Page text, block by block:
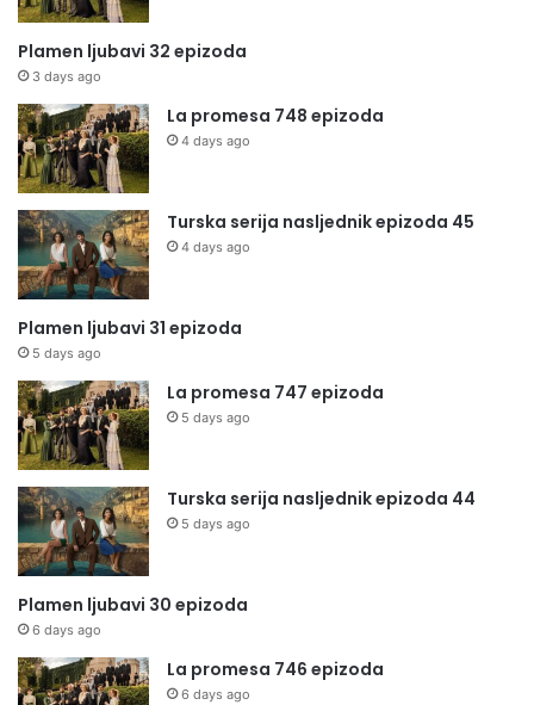
Plamen ljubavi 32 epizoda
3 days ago
La promesa 748 epizoda
4 days ago
Turska serija nasljednik epizoda 45
4 days ago
Plamen ljubavi 31 epizoda
5 days ago
La promesa 747 epizoda
5 days ago
Turska serija nasljednik epizoda 44
5 days ago
Plamen ljubavi 30 epizoda
6 days ago
La promesa 746 epizoda
6 days ago